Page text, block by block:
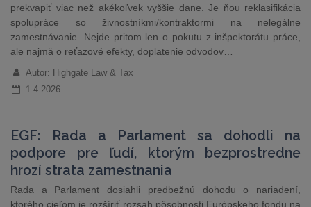
prekvapiť viac než akékoľvek vyššie dane. Je ňou reklasifikácia
spolupráce so živnostníkmi/kontraktormi na nelegálne
zamestnávanie. Nejde pritom len o pokutu z inšpektorátu práce,
ale najmä o reťazové efekty, doplatenie odvodov…
Autor: Highgate Law & Tax
1.4.2026
EGF: Rada a Parlament sa dohodli na
podpore pre ľudí, ktorým bezprostredne
hrozí strata zamestnania
Rada a Parlament dosiahli predbežnú dohodu o nariadení,
ktorého cieľom je rozšíriť rozsah pôsobnosti Európskeho fondu na